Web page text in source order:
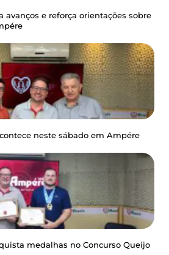
avanços e reforça orientações sobre
neste sábado em Ampére
medalhas no Concurso Queijo